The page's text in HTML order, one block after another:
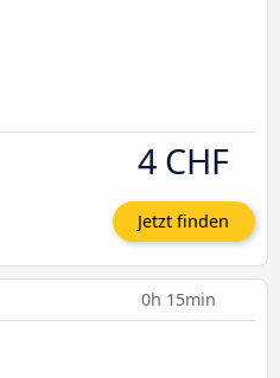
4 CHF
Jetzt finden
0h 15min